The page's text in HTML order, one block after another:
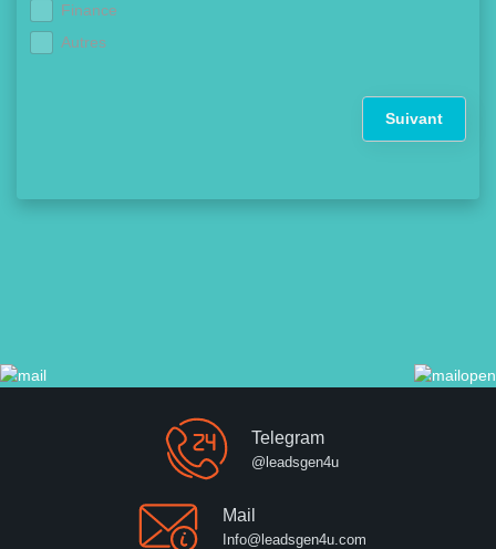
Finance
Autres
Suivant
Telegram
@leadsgen4u
Mail
Info@leadsgen4u.com